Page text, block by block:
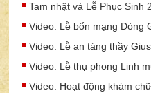
Tam nhật và Lễ Phục Sinh
Video: Lễ bổn mạng Dòng
Video: Lễ an táng thầy
Video: Lễ thụ phong Linh
Video: Hoạt động khám